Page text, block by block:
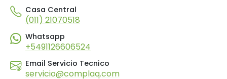
Casa Central
(011) 21070518
Whatsapp
+5491126606524
Email Servicio Tecnico
servicio@complaq.com